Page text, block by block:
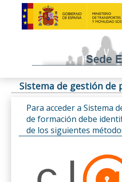
Sistema de gestión de
Para acceder a Sistema
de formación debe
de los siguientes